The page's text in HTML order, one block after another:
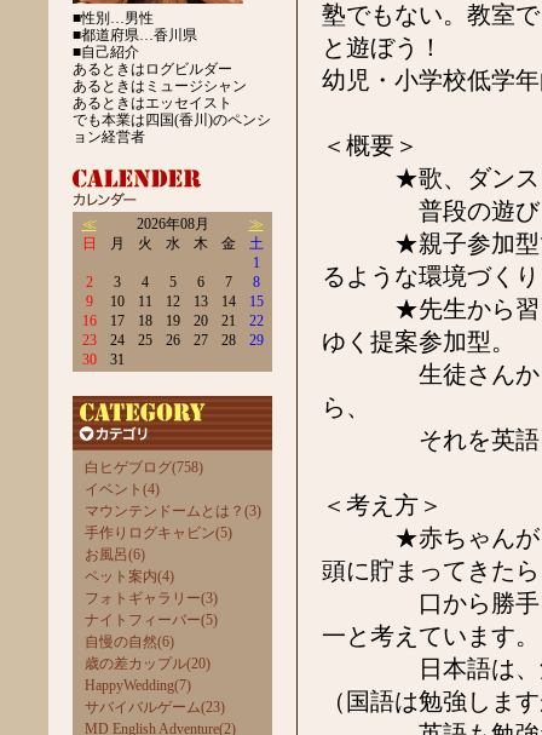
■性別…男性
■都道府県…香川県
■自己紹介
あるときはログビルダー
あるときはミュージシャン
あるときはエッセイスト
でも本業は四国(香川)のペンシ
ョン経営者
≪ 2026年08月
≫
日
月 火 水 木 金
土
1
2
3 4 5 6 7
8
9
10 11 12 13 14
15
16
17 18 19 20 21
22
23
24 25 26 27 28
29
30
31
白ヒゲブログ(758)
イベント(4)
マウンテンドームとは？(3)
手作りログキャビン(5)
お風呂(6)
ペット案内(4)
フォトギャラリー(3)
ナイトフィーバー(5)
自慢の自然(6)
歳の差カップル(20)
HappyWedding(7)
サバイバルゲーム(23)
MD English Adventure(2)
塾でもない。教室
と遊ぼう！
幼児・小学校低学
＜概要＞
★歌、ダンス、
普段の遊びを
★親子参加型で
るような環境づく
★先生から習う
ゆく提案参加型。
生徒さんからの
ら、
それを英語にし
＜考え方＞
★赤ちゃんが自
頭に貯まってきた
口から勝手に出
一と考えています。
日本語は、勉強
（国語は勉強しま